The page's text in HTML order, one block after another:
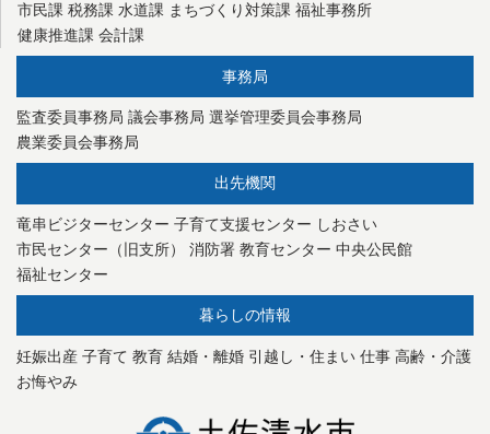
市民課 税務課 水道課 まちづくり対策課 福祉事務所
健康推進課 会計課
事務局
監査委員事務局 議会事務局 選挙管理委員会事務局
農業委員会事務局
出先機関
竜串ビジターセンター 子育て支援センター しおさい
市民センター（旧支所）
消防署 教育センター 中央公民館
福祉センター
暮らしの情報
妊娠出産 子育て 教育 結婚・離婚 引越し・住まい 仕事 高齢・介護
お悔やみ